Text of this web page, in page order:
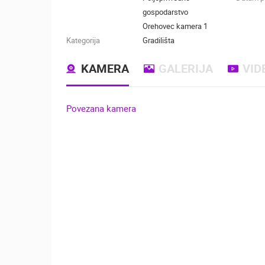
gospodarstvo
Orehovec kamera 1
Kategorija
Gradilišta
KAMERA GALERIJA
Povezana kamera